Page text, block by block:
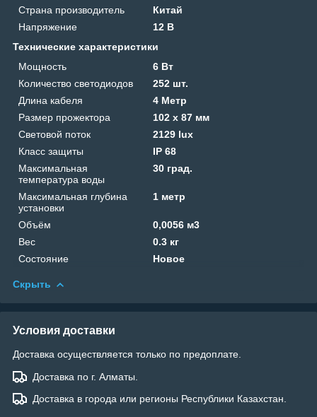
Страна производитель
Китай
Напряжение
12 В
Технические характеристики
Мощность
6 Вт
Количество светодиодов
252 шт.
Длина кабеля
4 Метр
Размер прожектора
102 х 87 мм
Световой поток
2129 lux
Класс защиты
IP 68
Максимальная
температура воды
30 град.
Максимальная глубина
установки
1 метр
Объём
0,0056 м3
Вес
0.3 кг
Состояние
Новое
Скрыть
Условия доставки
Доставка осуществляется только по предоплате.
Доставка по г. Алматы.
Доставка в города или регионы Республики Казахстан.